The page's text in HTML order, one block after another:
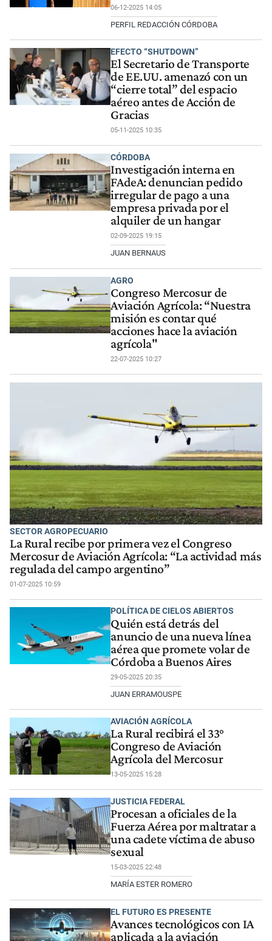
06-12-2025 14:05
PERFIL REDACCIÓN CÓRDOBA
EFECTO “SHUTDOWN”
El Secretario de Transporte
de EE.UU. amenazó con un
“cierre total” del espacio
aéreo antes de Acción de
Gracias
05-11-2025 10:35
CÓRDOBA
Investigación interna en
FAdeA: denuncian pedido
irregular de pago a una
empresa privada por el
alquiler de un hangar
02-09-2025 19:15
JUAN BERNAUS
AGRO
Congreso Mercosur de
Aviación Agrícola: “Nuestra
misión es contar qué
acciones hace la aviación
agrícola"
22-07-2025 10:27
SECTOR AGROPECUARIO
La Rural recibe por primera vez el Congreso
Mercosur de Aviación Agrícola: “La actividad más
regulada del campo argentino”
01-07-2025 10:59
POLÍTICA DE CIELOS ABIERTOS
Quién está detrás del
anuncio de una nueva línea
aérea que promete volar de
Córdoba a Buenos Aires
29-05-2025 20:35
JUAN ERRAMOUSPE
AVIACIÓN AGRÍCOLA
La Rural recibirá el 33°
Congreso de Aviación
Agrícola del Mercosur
13-05-2025 15:28
JUSTICIA FEDERAL
Procesan a oficiales de la
Fuerza Aérea por maltratar a
una cadete víctima de abuso
sexual
15-03-2025 22:48
MARÍA ESTER ROMERO
EL FUTURO ES PRESENTE
Avances tecnológicos con IA
aplicada a la aviación